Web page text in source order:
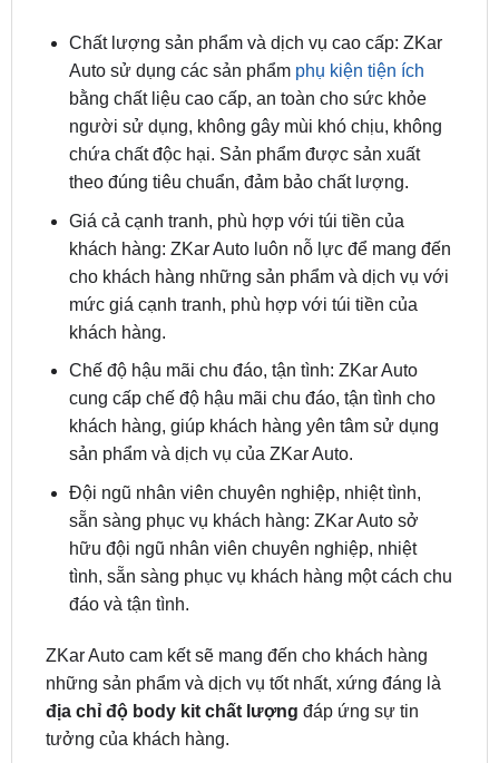
bằng chất liệu cao cấp, an toàn cho sức khỏe
người sử dụng, không gây mùi khó chịu, không
chứa chất độc hại. Sản phẩm được sản xuất
theo đúng tiêu chuẩn, đảm bảo chất lượng.
Giá cả cạnh tranh, phù hợp với túi tiền của
khách hàng: ZKar Auto luôn nỗ lực để mang đến
cho khách hàng những sản phẩm và dịch vụ với
mức giá cạnh tranh, phù hợp với túi tiền của
khách hàng.
Chế độ hậu mãi chu đáo, tận tình: ZKar Auto
cung cấp chế độ hậu mãi chu đáo, tận tình cho
khách hàng, giúp khách hàng yên tâm sử dụng
sản phẩm và dịch vụ của ZKar Auto.
Đội ngũ nhân viên chuyên nghiệp, nhiệt tình,
sẵn sàng phục vụ khách hàng: ZKar Auto sở
hữu đội ngũ nhân viên chuyên nghiệp, nhiệt
tình, sẵn sàng phục vụ khách hàng một cách chu
đáo và tận tình.
ZKar Auto cam kết sẽ mang đến cho khách hàng
địa chỉ độ body kit chất lượngđáp ứng sự tin
tưởng của khách hàng.
Một Số Thông Tin Về Xe Honda CRV 2018